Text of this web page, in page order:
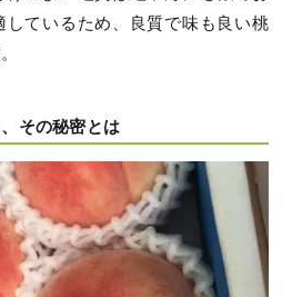
しているため、良質で味も良い桃
その秘密とは